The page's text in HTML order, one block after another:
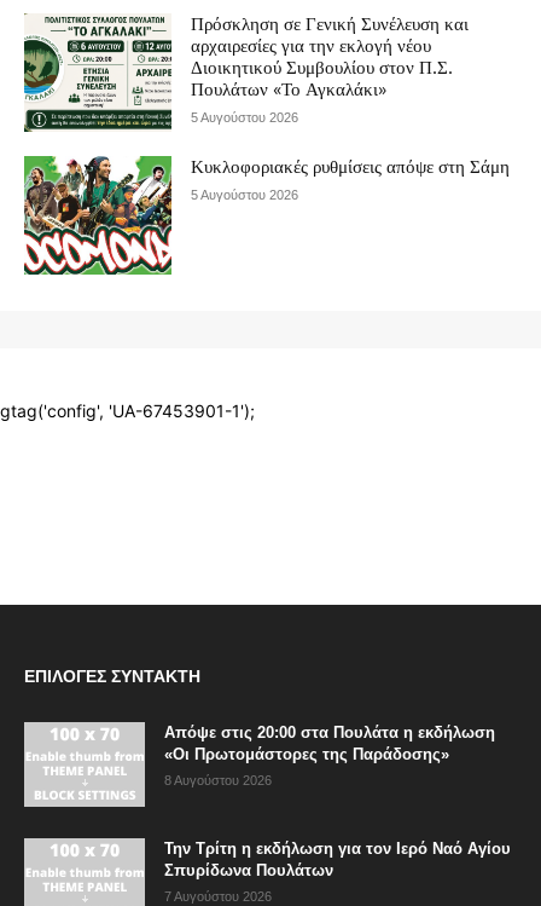
ΕΠΙΛΟΓΈΣ ΣΥΝΤΆΚΤΗ
Απόψε στις 20:00 στα Πουλάτα η εκδήλωση
«Οι Πρωτομάστορες της Παράδοσης»
8 Αυγούστου 2026
Την Τρίτη η εκδήλωση για τον Ιερό Ναό Αγίου
Σπυρίδωνα Πουλάτων
7 Αυγούστου 2026